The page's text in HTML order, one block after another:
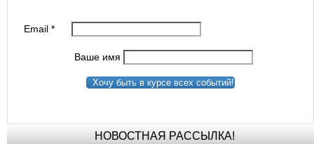
Email*
Ваше имя
Хочу быть в курсе всех событий!
НОВОСТНАЯ РАССЫЛКА!